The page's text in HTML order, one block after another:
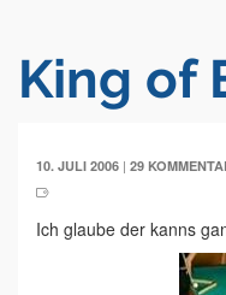
King of
10. JULI 2006 | 29
Ich glaube der kanns